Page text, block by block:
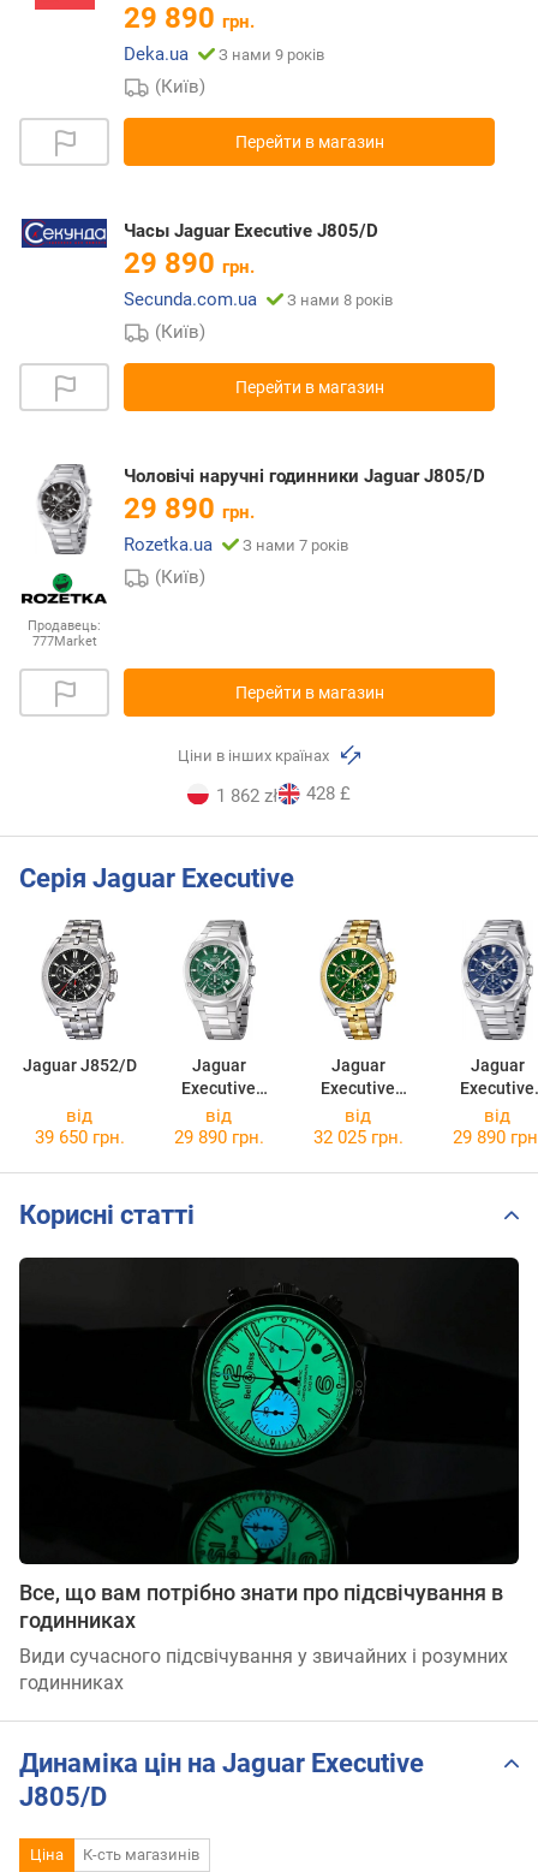
29 890 грн.
Deka.ua
З нами 9 років
(Київ)
Перейти в магазин
Часы Jaguar Executive J805/D
29 890 грн.
Secunda.com.ua
З нами 8 років
(Київ)
Перейти в магазин
Продавець:
777Market
Чоловічі наручні годинники Jaguar J805/D
29 890 грн.
Rozetka.ua
З нами 7 років
(Київ)
Перейти в магазин
Ціни в інших країнах
1 862 zł 428 £
Серія Jaguar Executive
Jaguar J852/D
Jaguar
Executive
J805/C
Jaguar
Executive
J855/B
Jaguar
Executive
J805/B
від
39 650 грн.
від
29 890 грн.
від
32 025 грн.
від
29 890
Корисні статті
Все, що вам потрібно знати про підсвічування в
годинниках
Види сучасного підсвічування у звичайних і розумних
годинниках
Динаміка цін на Jaguar Executive
J805/D
Ціна К-сть магазинів